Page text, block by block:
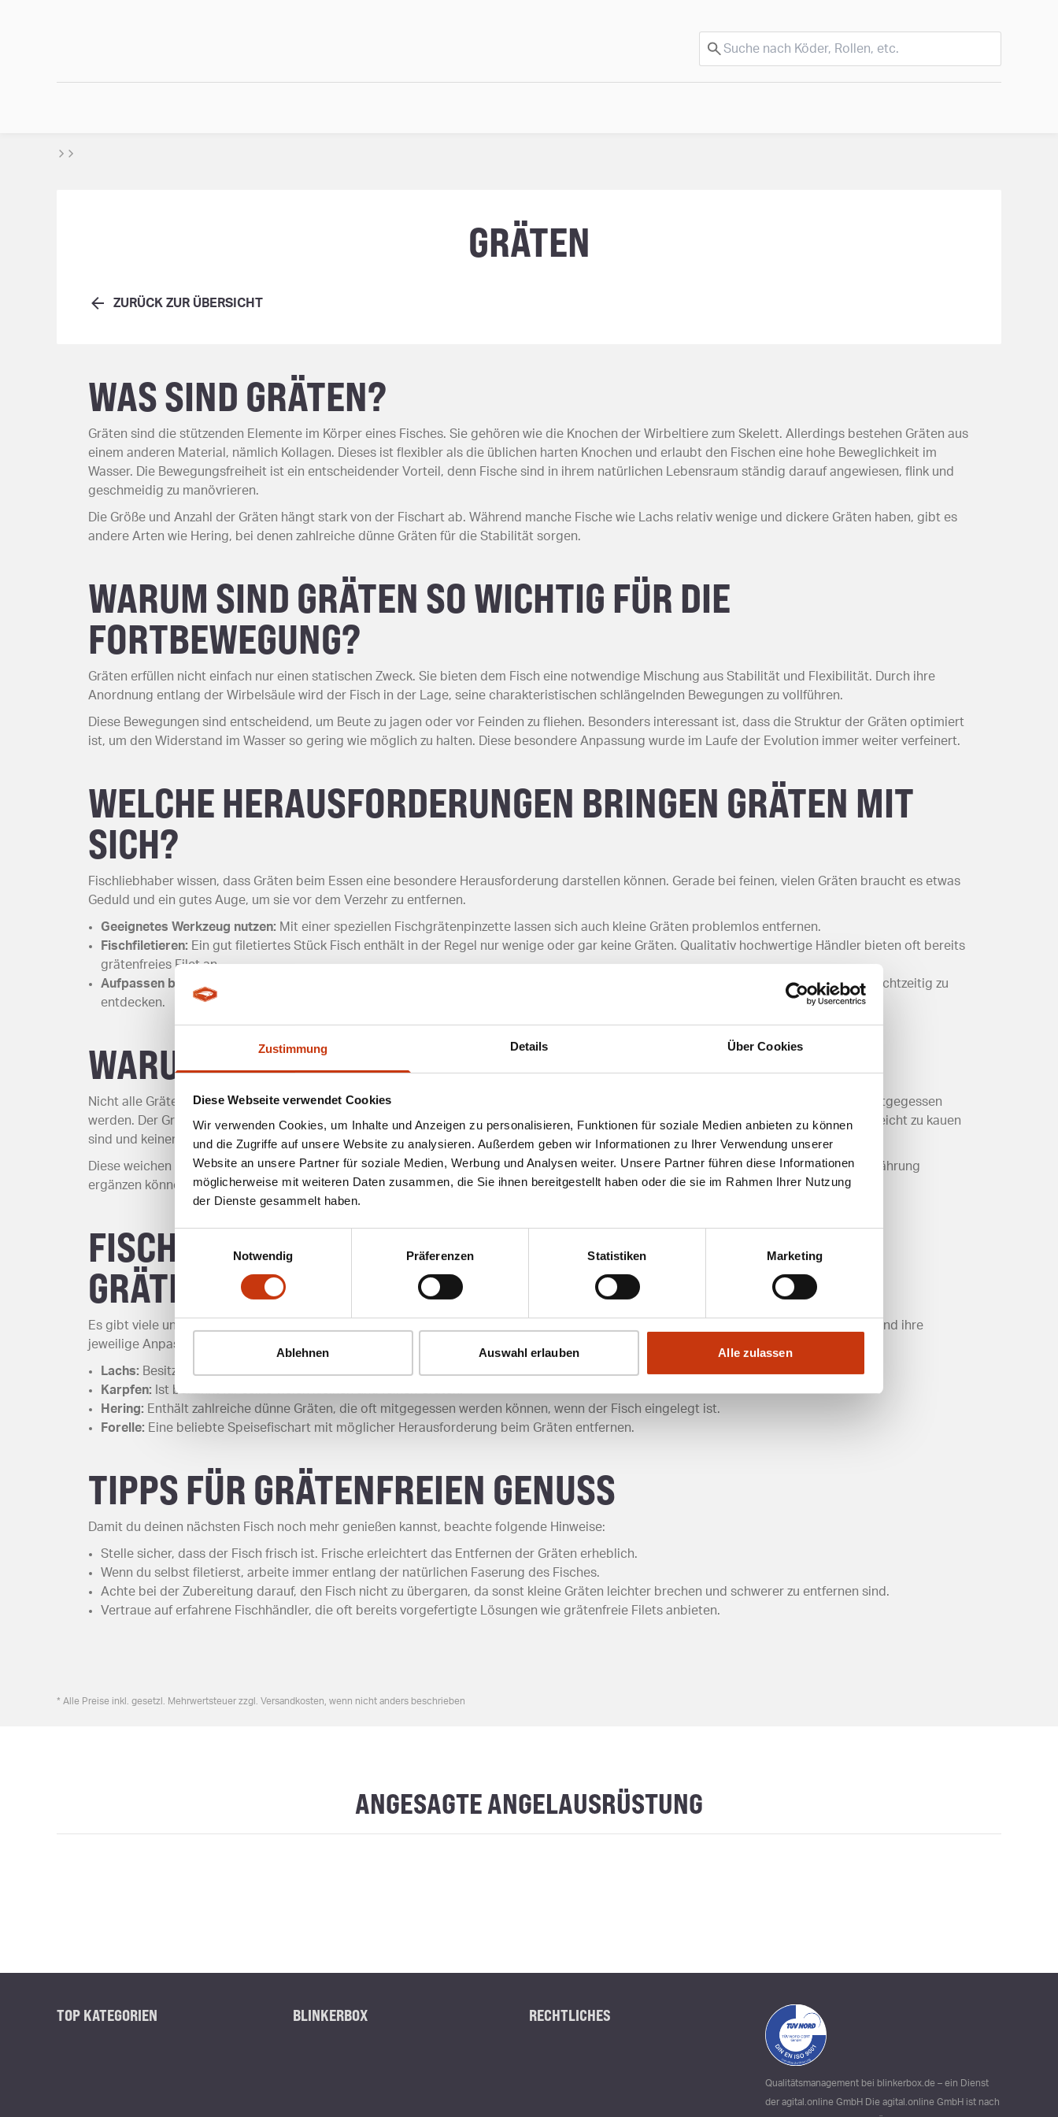
Zustimmung Details Über Cookies
Diese Webseite verwendet Cookies
Wir verwenden Cookies, um Inhalte und Anzeigen zu personalisieren, Funktionen für soziale Medien anbieten zu können
und die Zugriffe auf unsere Website zu analysieren. Außerdem geben wir Informationen zu Ihrer Verwendung unserer
Website an unsere Partner für soziale Medien, Werbung und Analysen weiter. Unsere Partner führen diese Informationen
möglicherweise mit weiteren Daten zusammen, die Sie ihnen bereitgestellt haben oder die sie im Rahmen Ihrer Nutzung
der Dienste gesammelt haben.
Einwilligungsauswahl
Notwendig
Präferenzen Statistiken Marketing
Ablehnen Auswahl erlauben Alle zulassen
GRÄTEN
ZURÜCK ZUR ÜBERSICHT
WAS SIND GRÄTEN?
Gräten sind die stützenden Elemente im Körper eines Fisches. Sie gehören wie die Knochen der Wirbeltiere zum Skelett. Allerdings bestehen Gräten aus
einem anderen Material, nämlich Kollagen. Dieses ist flexibler als die üblichen harten Knochen und erlaubt den Fischen eine hohe Beweglichkeit im
Wasser. Die Bewegungsfreiheit ist ein entscheidender Vorteil, denn Fische sind in ihrem natürlichen Lebensraum ständig darauf angewiesen, flink und
geschmeidig zu manövrieren.
Die Größe und Anzahl der Gräten hängt stark von der Fischart ab. Während manche Fische wie Lachs relativ wenige und dickere Gräten haben, gibt es
andere Arten wie Hering, bei denen zahlreiche dünne Gräten für die Stabilität sorgen.
WARUM SIND GRÄTEN SO WICHTIG FÜR DIE
FORTBEWEGUNG?
Gräten erfüllen nicht einfach nur einen statischen Zweck. Sie bieten dem Fisch eine notwendige Mischung aus Stabilität und Flexibilität. Durch ihre
Anordnung entlang der Wirbelsäule wird der Fisch in der Lage, seine charakteristischen schlängelnden Bewegungen zu vollführen.
Diese Bewegungen sind entscheidend, um Beute zu jagen oder vor Feinden zu fliehen. Besonders interessant ist, dass die Struktur der Gräten optimiert
ist, um den Widerstand im Wasser so gering wie möglich zu halten. Diese besondere Anpassung wurde im Laufe der Evolution immer weiter verfeinert.
WELCHE HERAUSFORDERUNGEN BRINGEN GRÄTEN MIT
SICH?
Fischliebhaber wissen, dass Gräten beim Essen eine besondere Herausforderung darstellen können. Gerade bei feinen, vielen Gräten braucht es etwas
Geduld und ein gutes Auge, um sie vor dem Verzehr zu entfernen.
Geeignetes Werkzeug nutzen: Mit einer speziellen Fischgrätenpinzette lassen sich auch kleine Gräten problemlos entfernen.
Fischfiletieren: Ein gut filetiertes Stück Fisch enthält in der Regel nur wenige oder gar keine Gräten. Qualitativ hochwertige Händler bieten oft bereits
grätenfreies Filet an.
Aufpassen beim Verzehr:
Besonders bei kleineren Fischen wie Forellen sollte man während des Essens aufmerksam sein, um Gräten rechtzeitig zu
entdecken.
WARUM EINIGE GRÄTEN ESSBAR SIND
Nicht alle Gräten müssen entfernt werden. Bei kleinen Fischen wie Sardellen oder Sprotten können die Gräten manchmal bedenkenlos mitgegessen
werden. Der Grund liegt in ihrer Beschaffenheit. Durch das Kochen oder Einlegen in Marinaden werden die Gräten oft so weich, dass sie leicht zu kauen
sind und keinen Schaden anrichten.
Diese weichen Gräten sind nicht nur unproblematisch, sondern enthalten auch wertvolle Mineralstoffe wie Kalzium, die eine gesunde Ernährung
ergänzen können.
FISCHARTEN MIT UNTERSCHIEDLICHEN
GRÄTENSTRUKTUREN
Es gibt viele unterschiedliche Fischarten, bei denen die Arten und Anzahlen der Gräten variieren. Beispiele zeigen die Vielfalt der Fische und ihre
jeweilige Anpassung an ihren Lebensraum:
Lachs: Besitzt relativ wenige und leicht zu entfernende Gräten.
Karpfen: Ist bekannt für seine vielen kleinen und feinen Gräten.
Hering: Enthält zahlreiche dünne Gräten, die oft mitgegessen werden können, wenn der Fisch eingelegt ist.
Forelle: Eine beliebte Speisefischart mit möglicher Herausforderung beim Gräten entfernen.
TIPPS FÜR GRÄTENFREIEN GENUSS
Damit du deinen nächsten Fisch noch mehr genießen kannst, beachte folgende Hinweise:
Stelle sicher, dass der Fisch frisch ist. Frische erleichtert das Entfernen der Gräten erheblich.
Wenn du selbst filetierst, arbeite immer entlang der natürlichen Faserung des Fisches.
Achte bei der Zubereitung darauf, den Fisch nicht zu übergaren, da sonst kleine Gräten leichter brechen und schwerer zu entfernen sind.
Vertraue auf erfahrene Fischhändler, die oft bereits vorgefertigte Lösungen wie grätenfreie Filets anbieten.
* Alle Preise inkl. gesetzl. Mehrwertsteuer zzgl. Versandkosten, wenn nicht anders beschrieben
ANGESAGTE ANGELAUSRÜSTUNG
TOP KATEGORIEN BLINKERBOX RECHTLICHES
Qualitätsmanagement bei blinkerbox.de – ein Dienst
der agital.online GmbH Die agital.online GmbH ist nach